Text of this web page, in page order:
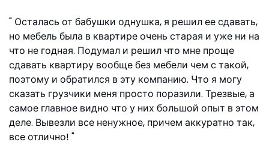
Осталась от бабушки однушка, я решил ее сдавать,
но мебель была в квартире очень старая и уже ни на
что не годная. Подумал и решил что мне проще
сдавать квартиру вообще без мебели чем с такой,
поэтому и обратился в эту компанию. Что я могу
сказать грузчики меня просто поразили. Трезвые, а
самое главное видно что у них большой опыт в этом
деле. Вывезли все ненужное, причем аккуратно так,
все отлично!